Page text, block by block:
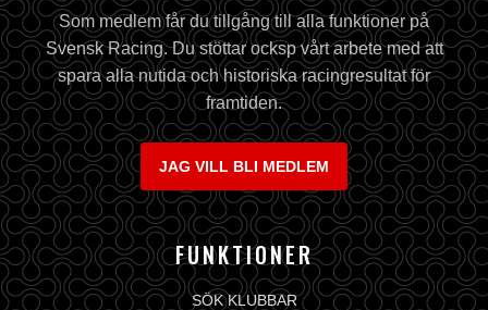
Som medlem får du tillgång till alla funktioner på
Svensk Racing. Du stöttar ocksp vårt arbete med att
spara alla nutida och historiska racingresultat för
framtiden.
JAG VILL BLI MEDLEM
FUNKTIONER
SÖK KLUBBAR